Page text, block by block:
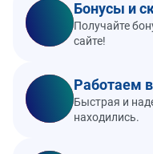
Бонусы и
Получайте
сайте!
Работаем
Быстрая и
находились.